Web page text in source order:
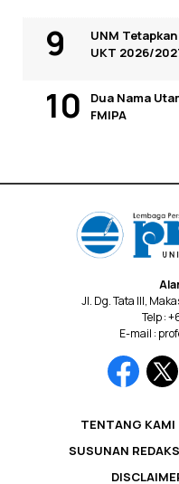
UNM
UKT 2026/
Dua Nama
FMIPA
Jl. Dg. Tata III,
Telp :
E-mail :
TENTANG KAMI
SUSUNAN